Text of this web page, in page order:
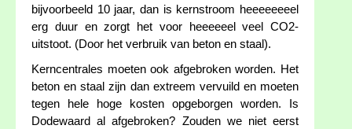
bijvoorbeeld 10 jaar, dan is kernstroom heeeeeeeel
erg duur en zorgt het voor heeeeeel veel CO2-
uitstoot. (Door het verbruik van beton en staal).
Kerncentrales moeten ook afgebroken worden. Het
beton en staal zijn dan extreem vervuild en moeten
tegen hele hoge kosten opgeborgen worden. Is
Dodewaard al afgebroken? Zouden we niet eerst